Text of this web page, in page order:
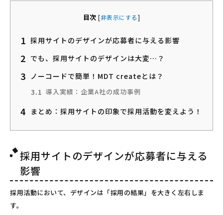
目次 [非表示にする]
1 採用サイトのデザインが応募者に与える影響
2 でも、採用サイトのデザインは大変…？
3 ノーコードで簡単！MDT createとは？
3.1 導入実績：企業A社の成功事例
4 まとめ：採用サイトの印象で採用活動を変えよう！
採用サイトのデザインが応募者に与える
影響
採用活動において、デザインは「採用の結果」を大きく左右しま
す。